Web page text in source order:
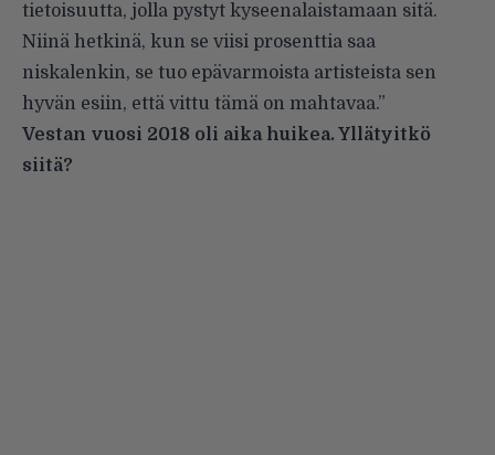
tietoisuutta, jolla pystyt kyseenalaistamaan sitä.
Niinä hetkinä, kun se viisi prosenttia saa
niskalenkin, se tuo epävarmoista artisteista sen
hyvän esiin, että vittu tämä on mahtavaa.”
Vestan vuosi 2018 oli aika huikea. Yllätyitkö
siitä?